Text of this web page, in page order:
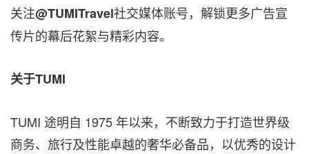
关注@TUMITravel社交媒体账号，解锁更多广告宣
传片的幕后花絮与精彩内容。
关于TUMI
TUMI 途明自 1975 年以来，不断致力于打造世界级
商务、旅行及性能卓越的奢华必备品，以优秀的设计